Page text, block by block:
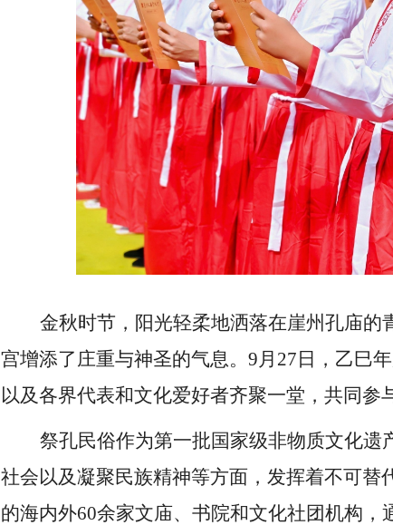
金秋时节，阳光轻柔地洒落在崖州孔庙
宫增添了庄重与神圣的气息。 9月27日，乙巳
以及各界代表和文化爱好者齐聚一堂，共同参
祭孔民俗作为第一批国家级非物质文化
社会以及凝聚民族精神等方面，发挥着不可
的海内外60余家文庙、书院和文化社团机构，